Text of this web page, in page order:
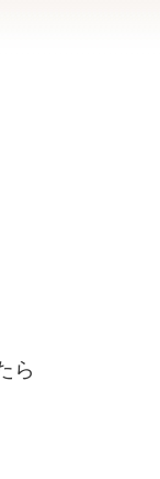
ら